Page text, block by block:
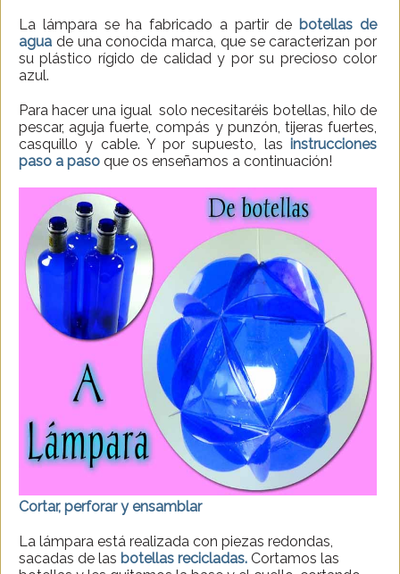
La lámpara se ha fabricado a partir de botellas de
agua de una conocida marca, que se caracterizan por
su plástico rígido de calidad y por su precioso color
azul.
Para hacer una igual solo necesitaréis botellas, hilo de
pescar, aguja fuerte, compás y punzón, tijeras fuertes,
casquillo y cable. Y por supuesto, las instrucciones
paso a paso que os enseñamos a continuación!
Cortar, perforar y ensamblar
La lámpara está realizada con piezas redondas,
sacadas de las botellas recicladas. Cortamos las